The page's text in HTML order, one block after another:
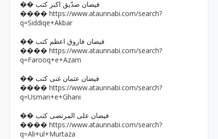
�� فیضان صدّیق اکبر کتب
���� https://www.ataunnabi.com/search?
q=Siddiqe+Akbar
�� فیضان فاروق اعظم کتب
���� https://www.ataunnabi.com/search?
q=Farooq+e+Azam
�� فیضان عثمان غنی کتب
���� https://www.ataunnabi.com/search?
q=Usman+e+Ghani
�� فیضان علی المرتضی کتب
���� https://www.ataunnabi.com/search?
q=Ali+ul+Murtaza